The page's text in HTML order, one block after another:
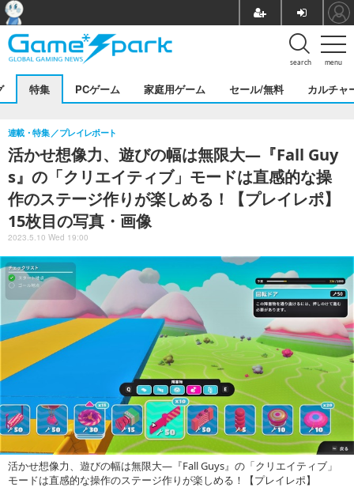
menu
search
特集 PCゲーム 家庭用ゲーム セール/無料 カルチャ
活かせ想像力、遊びの幅は無限大―『Fall Guy
s』の「クリエイティブ」モードは直感的な操
作のステージ作りが楽しめる！【プレイレポ】
15枚目の写真・画像
連載・特集 プレイレポート
2023.5.10 Wed 19:00
活かせ想像力、遊びの幅は無限大―『Fall Guys』の「クリエイティブ」
モードは直感的な操作のステージ作りが楽しめる！【プレイレポ】